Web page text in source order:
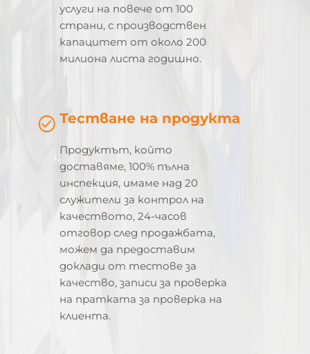
услуги на повече от 100
страни, с производствен
капацитет от около 200
милиона листа годишно.
Тестване на продукта
Продуктът, който
доставяме, 100% пълна
инспекция, имаме над 20
служители за контрол на
качеството, 24-часов
отговор след продажбата,
можем да предоставим
доклади от тестове за
качество, записи за проверка
на пратката за проверка на
клиента.